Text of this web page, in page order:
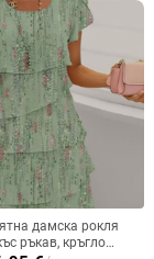
дамска рокля
ръкав, кръгло